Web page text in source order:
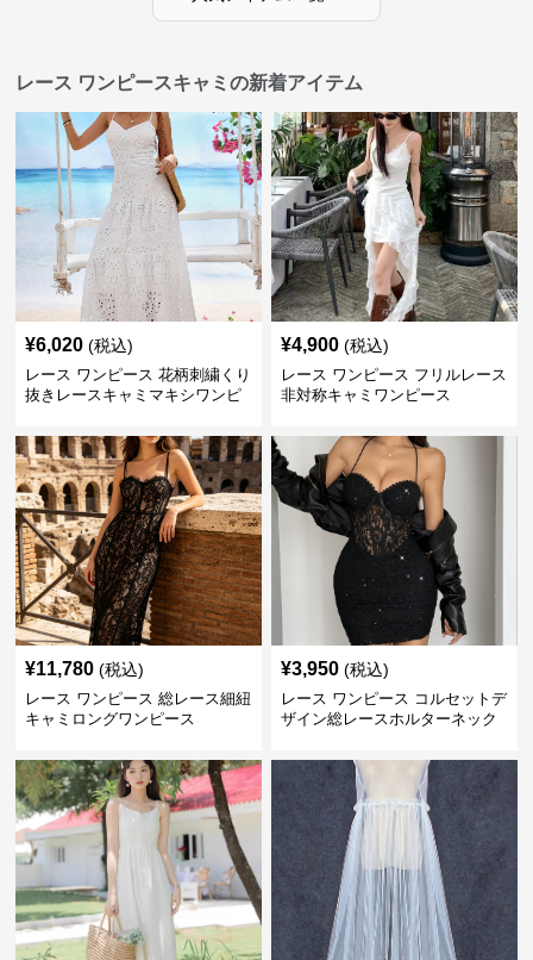
レース ワンピースキャミの新着アイテム
¥6,020 (税込)
レース ワンピース 花柄刺繍くり
抜きレースキャミマキシワンピ
¥4,900 (税込)
レース ワンピース フリルレース
非対称キャミワンピース
¥11,780 (税込)
レース ワンピース 総レース細紐
キャミロングワンピース
¥3,950 (税込)
レース ワンピース コルセットデ
ザイン総レースホルターネック